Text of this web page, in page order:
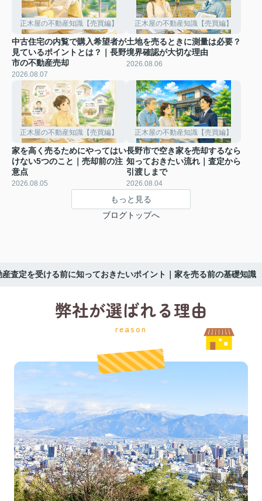
正木屋の不動産知識【売買編】
中古住宅の内覧で購入希望者が
見ているポイントとは？｜長野
市の不動産売却
2026.08.07
正木屋の不動産知識【売買編】
土地を売るときに測量は必要？
境界確認が大切な理由
2026.08.06
正木屋の不動産知識【売買編】
家を高く売るためにやってはい
けない5つのこと｜売却前の注
意点
2026.08.05
正木屋の不動産知識【売買編】
長野市で空き家を売却するなら
知っておきたい流れ｜査定から
引渡しまで
2026.08.04
もっと見る
ブログトップへ
査定を受ける前に知っておきたいポイント｜家を売る前の基礎知識
弊社が選ばれる理由
reason